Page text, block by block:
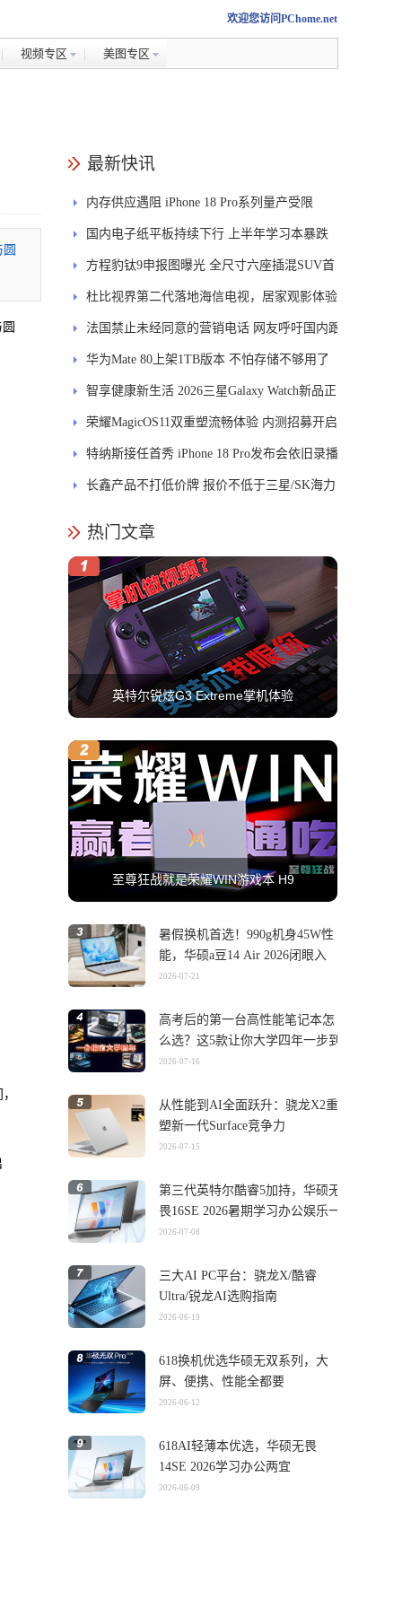
欢迎您访问PChome.net
视频专区 美图专区
最新快讯
内存供应遇阻 iPhone 18 Pro系列量产受限
国内电子纸平板持续下行 上半年学习本暴跌
84.6%
方程豹钛9申报图曝光 全尺寸六座插混SUV首
发DMS
杜比视界第二代落地海信电视，居家观影体验
能迎来哪些升级？
法国禁止未经同意的营销电话 网友呼吁国内跟
进
华为Mate 80上架1TB版本 不怕存储不够用了
智享健康新生活 2026三星Galaxy Watch新品正
式开售
荣耀MagicOS11双重塑流畅体验 内测招募开启
特纳斯接任首秀 iPhone 18 Pro发布会依旧录播
长鑫产品不打低价牌 报价不低于三星/SK海力
热门文章
英特尔锐炫G3 Extreme掌机体验
至尊狂战就是荣耀WIN游戏本 H9
暑假换机首选！990g机身45W性
能，华硕a豆14 Air 2026闭眼入
2026-07-21
高考后的第一台高性能笔记本怎
么选？这5款让你大学四年一步到
位
2026-07-16
从性能到AI全面跃升：骁龙X2重
塑新一代Surface竞争力
2026-07-15
第三代英特尔酷睿5加持，华硕无
畏16SE 2026暑期学习办公娱乐一
机搞定
2026-07-08
三大AI PC平台：骁龙X/酷睿
Ultra/锐龙AI选购指南
2026-06-19
618换机优选华硕无双系列，大
屏、便携、性能全都要
2026-06-12
618AI轻薄本优选，华硕无畏
14SE 2026学习办公两宜
2026-06-09